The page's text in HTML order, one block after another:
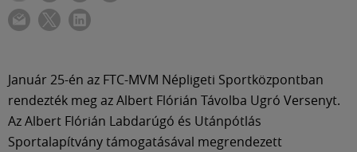
Január 25-én az FTC-MVM Népligeti Sportközpontban
rendezték meg az Albert Flórián Távolba Ugró Versenyt.
Az Albert Flórián Labdarúgó és Utánpótlás
Sportalapítvány támogatásával megrendezett
Shop
Közösség
Múzeum